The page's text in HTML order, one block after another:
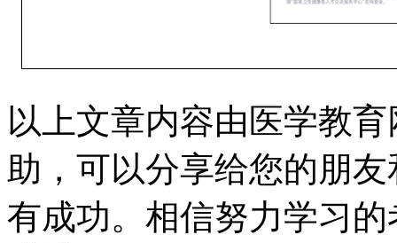
以上文章内容由医学教
助，可以分享给您的朋
有成功。相信努力学习